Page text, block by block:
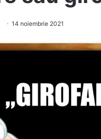
14 noiembrie 2021